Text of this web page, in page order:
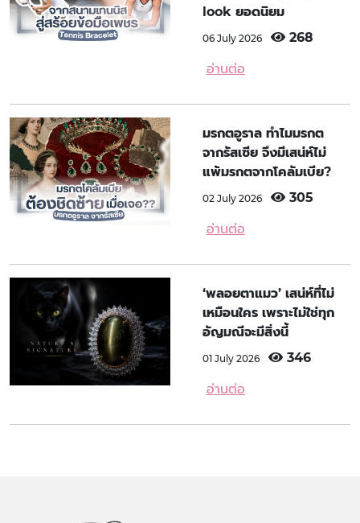
look ยอดนิยม
06 July 2026 268
อ่านต่อ
มรกตอูราล ทำไมมรกต
จากรัสเซีย จึงมีเสน่ห์ไม่
แพ้มรกตจากโคลัมเบีย?
02 July 2026 305
อ่านต่อ
‘พลอยตาแมว’ เสน่ห์ที่ไม่
เหมือนใคร เพราะไม่ใช่ทุก
อัญมณีจะมีสิ่งนี้
01 July 2026 346
อ่านต่อ